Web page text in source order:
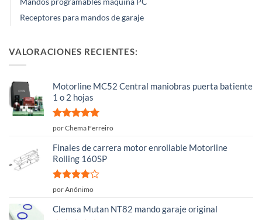
Receptores para mandos de garaje
VALORACIONES RECIENTES:
Motorline MC52 Central maniobras puerta batiente
1 o 2 hojas
Valorado
por Chema Ferreiro
Finales de carrera motor enrollable Motorline
Rolling 160SP
Valorado
5
por Anónimo
Clemsa Mutan NT82 mando garaje original